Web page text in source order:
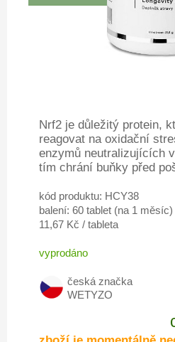
Nrf2 je důležitý protein,
reagovat na oxidační
enzymů neutralizujících
tím chrání buňky před
kód produktu: HCY38
balení: 60 tablet (na 1 měsíc)
11,67 Kč / tableta
vyprodáno
česká značka
WETYZO